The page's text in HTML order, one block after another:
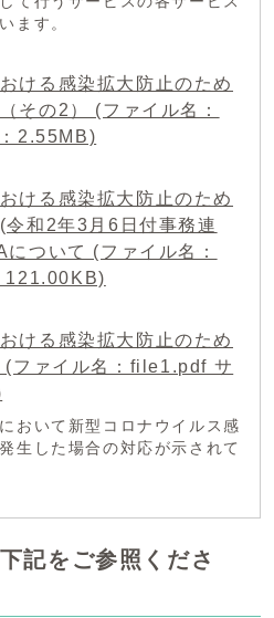
ます。
ける感染拡大防止のため
その2） (ファイル名：
2.55MB)
ける感染拡大防止のため
和2年3月6日付事務連
ついて (ファイル名：
121.00KB)
ける感染拡大防止のため
(ファイル名：file1.pdf サ
おいて新型コロナウイルス感
生した場合の対応が示されて
記をご参照くださ